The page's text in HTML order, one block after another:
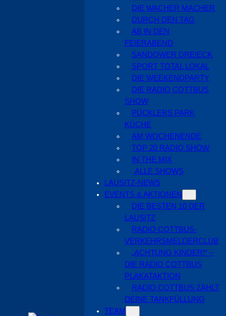
DIE WACHER MACHER
DURCH DEN TAG
AB IN DEN
FEIERABEND
SANDOWER DREIECK
SPORT TOTAL LOKAL
DIE WEEKENDPARTY
DIE RADIO COTTBUS
SHOW
PÜCKLERS PARK
KÜCHE
AM WOCHENENDE
TOP 20 RADIO SHOW
IN THE MIX
ALLE SHOWS
LAUSITZ-NEWS
EVENTS & AKTIONEN
DIE BESTEN 10 DER
LAUSITZ
RADIO COTTBUS-
VERKEHRSMELDERCLUB
„ACHTUNG KINDER!“ –
DIE RADIO COTTBUS
PLAKATAKTION
RADIO COTTBUS ZAHLT
DEINE TANKFÜLLUNG
TEAM